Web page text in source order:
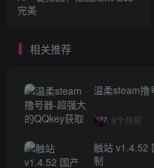
完美
相关推荐
温柔steam撸
9个月前
触站 v1.4.52
制